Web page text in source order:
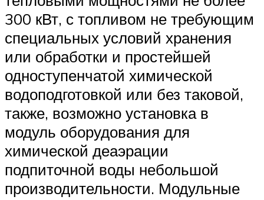
300 кВт, с топливом не требующим
специальных условий хранения
или обработки и простейшей
одноступенчатой химической
водоподготовкой или без таковой,
также, возможно установка в
модуль оборудования для
химической деаэрации
подпиточной воды небольшой
производительности. Модульные